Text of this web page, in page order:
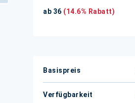
ab 36 (14.6% Rabatt)
Weitere
Basispreis
Verfügbarkeit